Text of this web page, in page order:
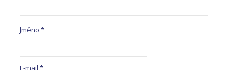
Jméno*
E-mail*